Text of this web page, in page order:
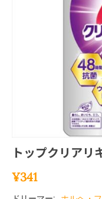
トップクリア
¥341